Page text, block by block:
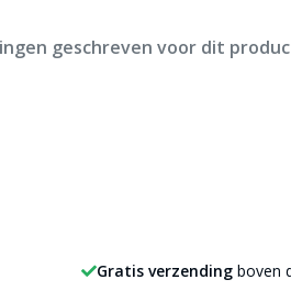
geschreven voor dit
Gratis verzending boven